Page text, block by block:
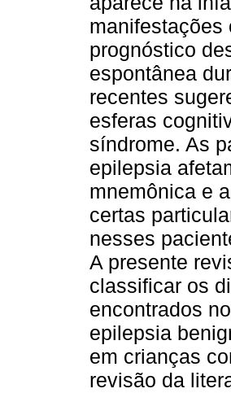
manifestações
prognóstico
espontânea
recentes
esferas
síndrome. As
epilepsia
mnemônica e
certas
nesses
A presente
classificar os
encontrados
epilepsia
em crianças
revisão da